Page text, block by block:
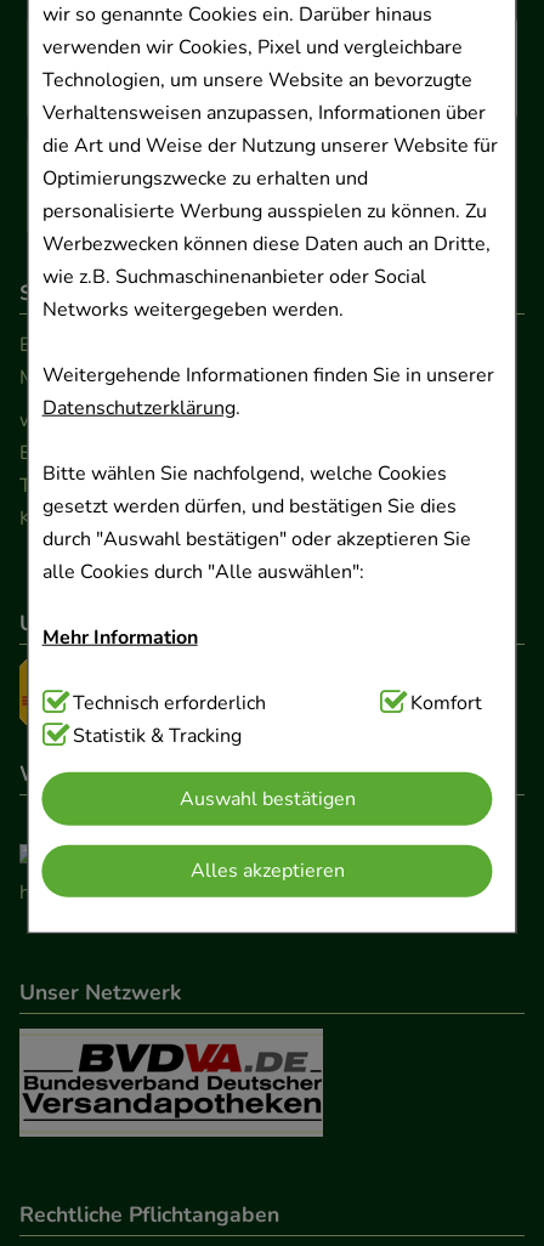
wir so genannte Cookies ein. Darüber hinaus
verwenden wir Cookies, Pixel und vergleichbare
Technologien, um unsere Website an bevorzugte
Verhaltensweisen anzupassen, Informationen über
die Art und Weise der Nutzung unserer Website für
Optimierungszwecke zu erhalten und
personalisierte Werbung ausspielen zu können. Zu
Werbezwecken können diese Daten auch an Dritte,
wie z.B. Suchmaschinenanbieter oder Social
Networks weitergegeben werden.
Weitergehende Informationen finden Sie in unserer
Datenschutzerklärung.
Bitte wählen Sie nachfolgend, welche Cookies
gesetzt werden dürfen, und bestätigen Sie dies
durch "Auswahl bestätigen" oder akzeptieren Sie
alle Cookies durch "Alle auswählen":
Mehr Information
Technisch Notwendig:Hierbei handelt es sich um
Cookies, die für die Grundfunktionen unserer
Website notwendig sind (z.B. Navigation,
Warenkorb, Kundenkonto), weshalb auf diese nicht
verzichtet werden kann.
Komfort:Diese Cookies werden genutzt um das
Einkaufserlebnis noch ansprechender zu gestalten,
Besuchers oder unsere Seite an bevorzugte
Verhaltensweisen (z.B. Spracheinstellung)
anzupassen. Komfort-Cookies ermöglichen es uns
auch auf Ihre Bedürfnisse zugeschrittene Inhalte
anzuzeigen und unser Partnerprogramm zu
Statistik & Tracking:Hierüber lassen sich
Technisch erforderlich
Komfort
Statistik & Tracking
Auswahl bestätigen
Alles akzeptieren
So erreichen Sie uns
Beratung und Kundenservice:
Montag - Freitag von 9.00 bis 17.00 Uhr
www.ApoSalis.de· E-Mail:
Ernst-August-Platz 2 · 30159 Hannover
Telefon 0511 89 71 80 0 · Fax 0511 89 71 80 11
Kontaktformular
Unser Versanddienstleister
Wir sind hier gelistet
Unser Netzwerk
Rechtliche Pflichtangaben